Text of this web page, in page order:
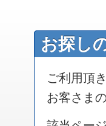
お探し
ご利用頂
お客さま